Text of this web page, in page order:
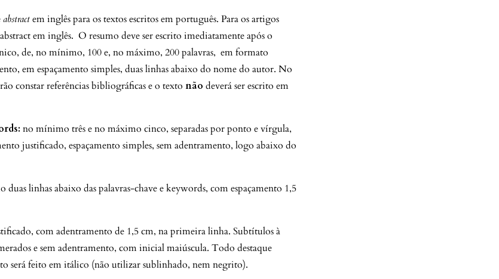
abstractem inglês para os textos escritos em português. Para os artigos
em inglês. O resumo deve ser escrito imediatamente após o
de, no mínimo, 100 e, no máximo, 200 palavras, em formato
em espaçamento simples, duas linhas abaixo do nome do autor. No
constar referências bibliográficas e o texto não deverá ser escrito em
no mínimo três e no máximo cinco, separadas por ponto e vírgula,
justificado, espaçamento simples, sem adentramento, logo abaixo do
duas linhas abaixo das palavras-chave e keywords, com espaçamento 1,5
com adentramento de 1,5 cm, na primeira linha. Subtítulos à
e sem adentramento, com inicial maiúscula. Todo destaque
será feito em itálico (não utilizar sublinhado, nem negrito).